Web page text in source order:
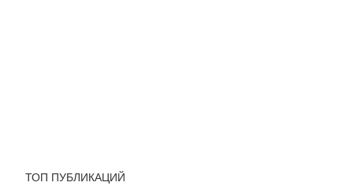
ТОП ПУБЛИКАЦИЙ